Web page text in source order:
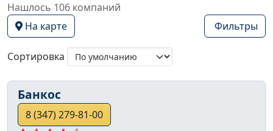
Нашлось 106 компаний
На карте
Фильтры
Сортировка
Банкос
8 (347) 279-81-00